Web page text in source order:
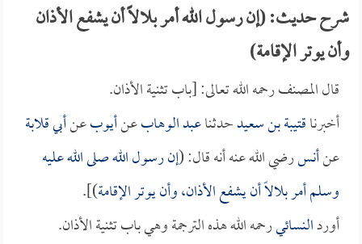
شرح حديث: (إن رسول الله أمر بلالاً أن يشفع الأذان
وأن يوتر الإقامة)
قال المصنف رحمه الله تعالى: [باب تثنية الأذان.
أخبرناقتيبة بن سعيدحدثناعبد الوهابعنأيوبعنأبي قلابة
عنأنسرضي الله عنه أنه قال: (إن رسول الله صلى الله عليه
وسلم أمربلالاًأن يشفع الأذان، وأن يوتر الإقامة)].
أوردالنسائيرحمه الله هذه الترجمة وهي باب تثنية الأذان.